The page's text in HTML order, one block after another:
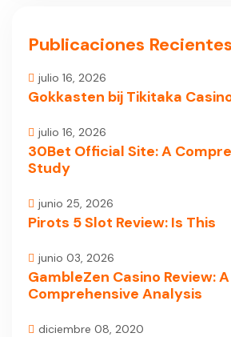
Publicaciones Recientes
julio 16, 2026
Gokkasten bij Tikitaka
julio 16, 2026
30Bet Official Site: A
Study
junio 25, 2026
Pirots 5 Slot Review: Is This
junio 03, 2026
GambleZen Casino Review: A
Comprehensive Analysis
diciembre 08, 2020